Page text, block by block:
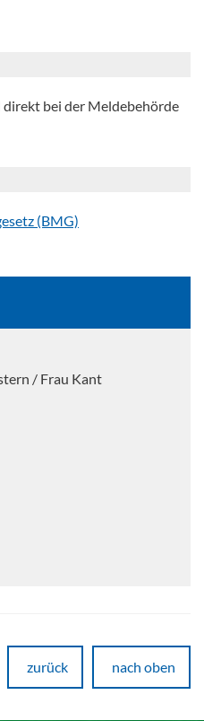
bei der Meldebehörde
(BMG)
/ Frau Kant
zurück nach oben